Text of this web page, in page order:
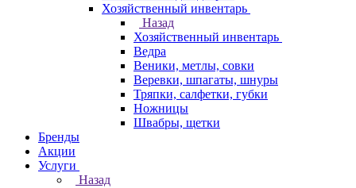
Хозяйственный инвентарь
Назад
Хозяйственный инвентарь
Ведра
Веники, метлы, совки
Веревки, шпагаты, шнуры
Тряпки, салфетки, губки
Ножницы
Швабры, щетки
Бренды
Акции
Услуги
Назад